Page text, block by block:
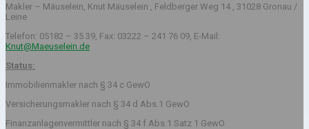
Makler – Mäuselein, Knut Mäuselein , Feldberger Weg 14 , 31028 Gronau /
Leine
Telefon: 05182 – 35 39, Fax: 03222 – 241 76 09, E-Mail:
Knut@Maeuselein.de
Status:
Immobilienmakler nach § 34 c GewO
Versicherungsmakler nach § 34 d Abs.1 GewO
Finanzanlagenvermittler nach § 34 f Abs.1 Satz 1 GewO